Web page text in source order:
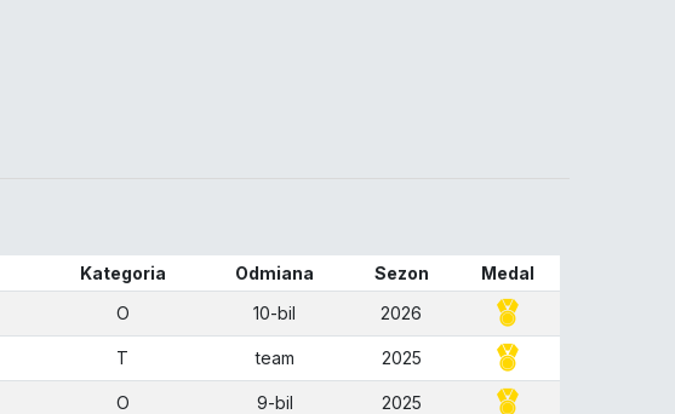
Kategoria Odmiana Sezon
Medal
O 10-bil
2026
T team
2025
O 9-bil
2025